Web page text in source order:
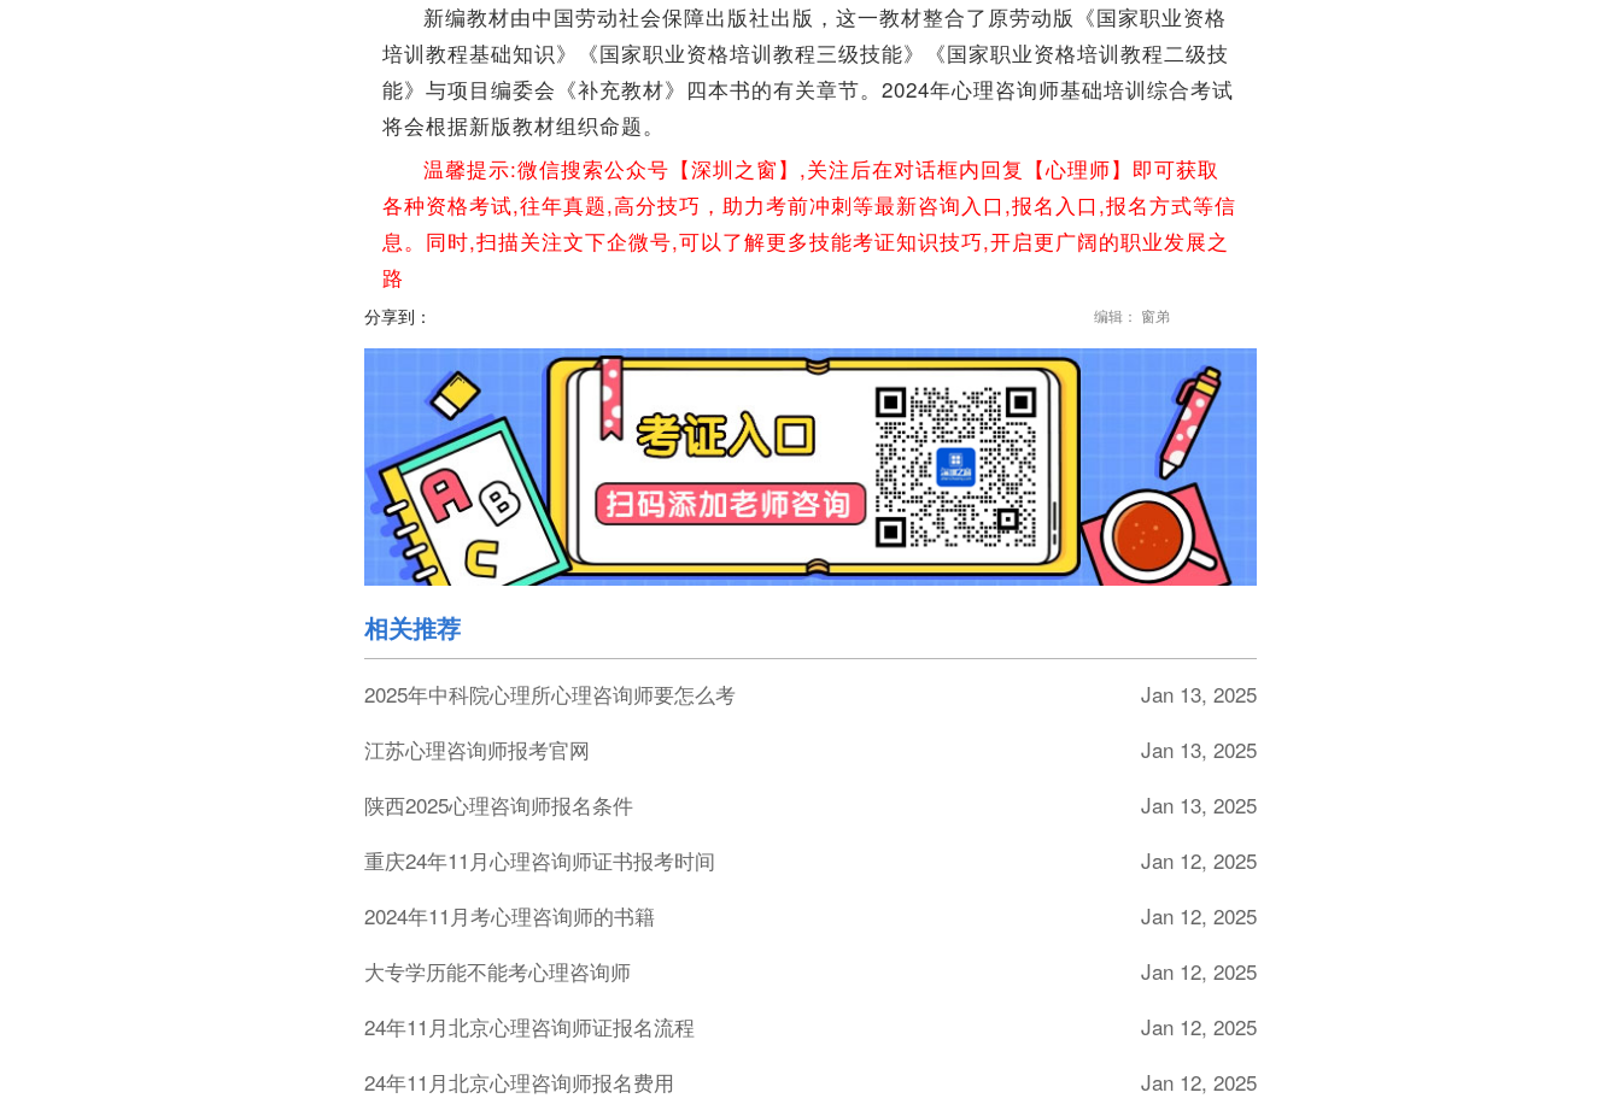
新编教材由中国劳动社会保障出版社出版，这一教材整合了原劳动版《国家职业资格
培训教程基础知识》《国家职业资格培训教程三级技能》《国家职业资格培训教程二级技
能》与项目编委会《补充教材》四本书的有关章节。2024年心理咨询师基础培训综合考试
将会根据新版教材组织命题。
温馨提示:微信搜索公众号【深圳之窗】,关注后在对话框内回复【心理师】即可获取
各种资格考试,往年真题,高分技巧，助力考前冲刺等最新咨询入口,报名入口,报名方式等信
息。同时,扫描关注文下企微号,可以了解更多技能考证知识技巧,开启更广阔的职业发展之
路
分享到： 编辑： 窗弟
相关推荐
2025年中科院心理所心理咨询师要怎么考
Jan 13, 2025
江苏心理咨询师报考官网
Jan 13, 2025
陕西2025心理咨询师报名条件
Jan 13, 2025
重庆24年11月心理咨询师证书报考时间
Jan 12, 2025
2024年11月考心理咨询师的书籍
Jan 12, 2025
大专学历能不能考心理咨询师
Jan 12, 2025
24年11月北京心理咨询师证报名流程
Jan 12, 2025
24年11月北京心理咨询师报名费用
Jan 12, 2025